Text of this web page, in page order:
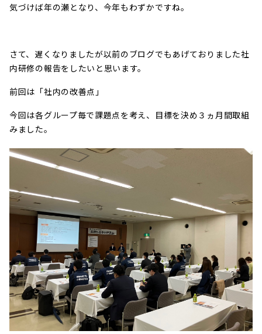
気づけば年の瀬となり、今年もわずかですね。
さて、遅くなりましたが以前のブログでもあげておりました社
内研修の報告をしたいと思います。
前回は「社内の改善点」
今回は各グループ毎で課題点を考え、目標を決め３ヵ月間取組
みました。